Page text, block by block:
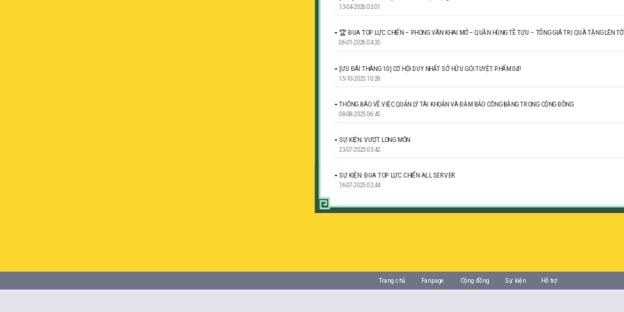
13-04-2026 03:01
🏆 ĐUA TOP LỰC CHIẾN – PHONG VÂN KHAI MỞ – QUẦN HÙNG TỀ TỰU – TỔNG GIÁ TRỊ QUÀ TẶNG LÊN
06-01-2026 04:35
[ƯU ĐÃI THÁNG 10] CƠ HỘI DUY NHẤT SỞ HỮU GÓI TUYỆT PHẨM 0đ!
15-10-2025 10:28
THÔNG BÁO VỀ VIỆC QUẢN LÝ TÀI KHOẢN VÀ ĐẢM BẢO CÔNG BẰNG TRONG CỘNG ĐỒNG
08-08-2025 06:45
SỰ KIỆN: VƯỢT LONG MÔN
23-07-2025 03:42
SỰ KIỆN: ĐUA TOP LỰC CHIẾN ALL SERVER
16-07-2025 02:44
Trang chủ Fanpage Cộng đồng Sự kiện Hỗ trợ